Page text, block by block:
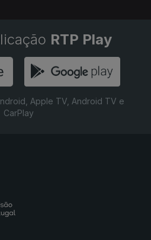
RTP Play
Apple TV, Android TV e
CarPlay